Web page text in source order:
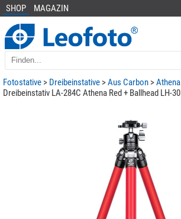
SHOP MAGAZIN
Fotostative > Dreibeinstative >Aus Carbon >Athena
Dreibeinstativ LA-284C Athena Red + Ballhead LH-30